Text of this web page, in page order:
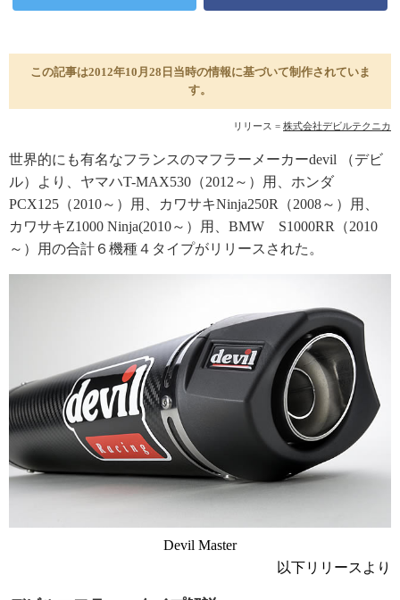
この記事は2012年10月28日当時の情報に基づいて制作されていま
す。
リリース = 株式会社デビルテクニカ
世界的にも有名なフランスのマフラーメーカーdevil （デビ
ル）より、ヤマハT-MAX530（2012～）用、ホンダ
PCX125（2010～）用、カワサキNinja250R（2008～）用、
カワサキZ1000 Ninja(2010～）用、BMW S1000RR（2010
～）用の合計６機種４タイプがリリースされた。
Devil Master
以下リリースより